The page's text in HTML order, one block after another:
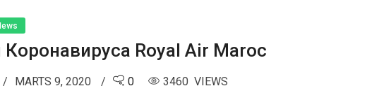
Royal Air Maroc
MARTS 9, 2020 0 3460 VIEWS